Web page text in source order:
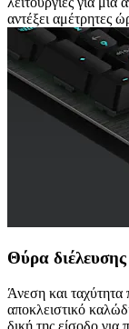
αντέξει αμέτρητες
Θύρα
Άνεση και ταχύτητα
αποκλειστικό
δική της είσοδο